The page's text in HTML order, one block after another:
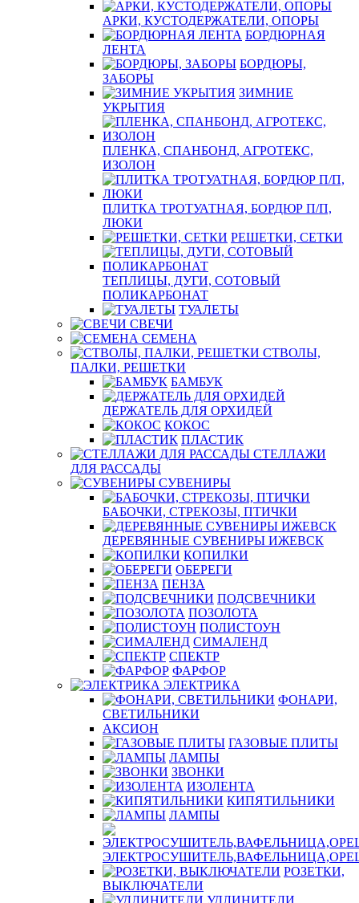
АРКИ, КУСТОДЕРЖАТЕЛИ, ОПОРЫ
БОРДЮРНАЯ
ЛЕНТА
БОРДЮРЫ,
ЗАБОРЫ
ЗИМНИЕ
УКРЫТИЯ
ПЛЕНКА, СПАНБОНД, АГРОТЕКС,
ИЗОЛОН
ПЛИТКА ТРОТУАТНАЯ, БОРДЮР П/П,
ЛЮКИ
РЕШЕТКИ, СЕТКИ
ТЕПЛИЦЫ, ДУГИ, СОТОВЫЙ
ПОЛИКАРБОНАТ
ТУАЛЕТЫ
СВЕЧИ
СЕМЕНА
СТВОЛЫ,
ПАЛКИ, РЕШЕТКИ
БАМБУК
ДЕРЖАТЕЛЬ ДЛЯ ОРХИДЕЙ
КОКОС
ПЛАСТИК
СТЕЛЛАЖИ
ДЛЯ РАССАДЫ
СУВЕНИРЫ
БАБОЧКИ, СТРЕКОЗЫ, ПТИЧКИ
ДЕРЕВЯННЫЕ СУВЕНИРЫ ИЖЕВСК
КОПИЛКИ
ОБЕРЕГИ
ПЕНЗА
ПОДСВЕЧНИКИ
ПОЗОЛОТА
ПОЛИСТОУН
СИМАЛЕНД
СПЕКТР
ФАРФОР
ЭЛЕКТРИКА
ФОНАРИ,
СВЕТИЛЬНИКИ
АКСИОН
ГАЗОВЫЕ ПЛИТЫ
ЛАМПЫ
ЗВОНКИ
ИЗОЛЕНТА
КИПЯТИЛЬНИКИ
ЛАМПЫ
РОЗЕТКИ,
ВЫКЛЮЧАТЕЛИ
УДЛИНИТЕЛИ